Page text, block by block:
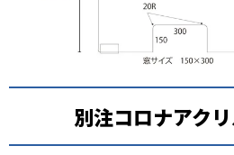
別注コロナアク